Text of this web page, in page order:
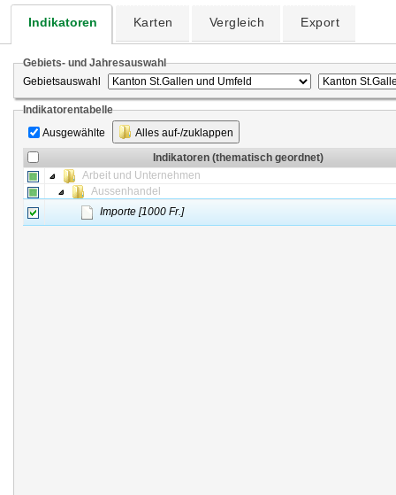
Indikatoren Karten Vergleich Export
Gebiets- und Jahresauswahl
Gebietsauswahl
Indikatorentabelle
Ausgewählte
Alles auf-/zuklappen
Indikatoren (thematisch geordnet)
Arbeit und Unternehmen
Aussenhandel
Importe [1000 Fr.]